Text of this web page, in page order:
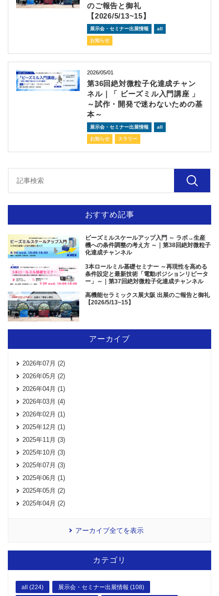
のご報告と御礼
【2026/5/13~15】
展示会・セミナー出展情報 all
お知らせ
2026/05/01
第36回絶対微粒子化達成チャン
ネル｜「 ビーズミル入門講座 」
～試作・開発で迷わないための基
本～
展示会・セミナー出展情報 all
お知らせ スラリー
おすすめ記事
ビーズミルスケールアップ入門 ～ ラボ→生産
機への条件調整の考え方 ～｜第38回絶対微粒子
化達成チャンネル
3本ロールミル基礎セミナー ～再現性を高める
条件設定と最新技術「電動ポジションリピータ
ー」～｜第37回絶対微粒子化達成チャンネル
高機能セラミックス展大阪 出展のご報告と御礼
【2026/5/13~15】
アーカイブ
2026年07月 (2)
2026年05月 (2)
2026年04月 (1)
2026年03月 (4)
2026年02月 (1)
2025年12月 (1)
2025年11月 (3)
2025年10月 (3)
2025年07月 (3)
2025年06月 (1)
2025年05月 (2)
2025年04月 (2)
アーカイブ全てを表示
カテゴリ
all (224) 展示会・セミナー出展情報 (108)